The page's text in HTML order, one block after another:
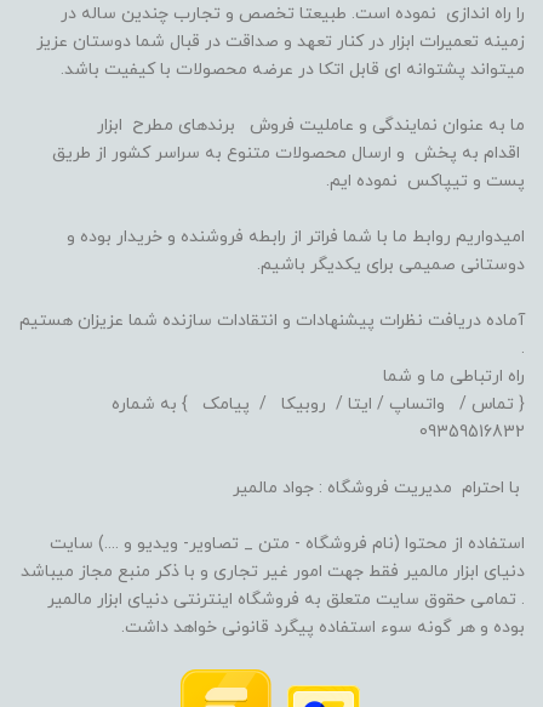
را راه اندازی نموده است. طبیعتا تخصص و تجارب چندین ساله در
زمینه تعمیرات ابزار در کنار تعهد و صداقت در قبال شما دوستان عزیز
میتواند پشتوانه ای قابل اتکا در عرضه محصولات با کیفیت باشد.
ما به عنوان نمایندگی و عاملیت فروش برندهای مطرح ابزار
اقدام به پخش و ارسال محصولات متنوع به سراسر کشور از طریق
پست و تیپاکس نموده ایم.
امیدواریم روابط ما با شما فراتر از رابطه فروشنده و خریدار بوده و
دوستانی صمیمی برای یکدیگر باشیم.
آماده دریافت نظرات پیشنهادات و انتقادات سازنده شما عزیزان هستیم
.
راه ارتباطی ما و شما
{ تماس / واتساپ / ایتا / روبیکا / پیامک } به شماره
09359516832
با احترام مدیریت فروشگاه : جواد مالمیر
استفاده از محتوا (نام فروشگاه - متن _ تصاویر- ویدیو و ....) سایت
دنیای ابزار مالمیر فقط جهت امور غیر تجاری و با ذکر منبع مجاز میباشد
. تمامی حقوق سایت متعلق به فروشگاه اینترنتی دنیای ابزار مالمیر
بوده و هر گونه سوء استفاده پیگرد قانونی خواهد داشت.